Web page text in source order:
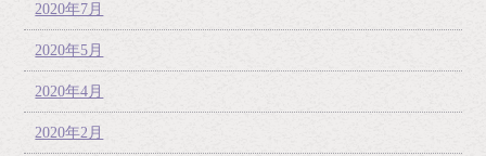
2020年7月
2020年5月
2020年4月
2020年2月